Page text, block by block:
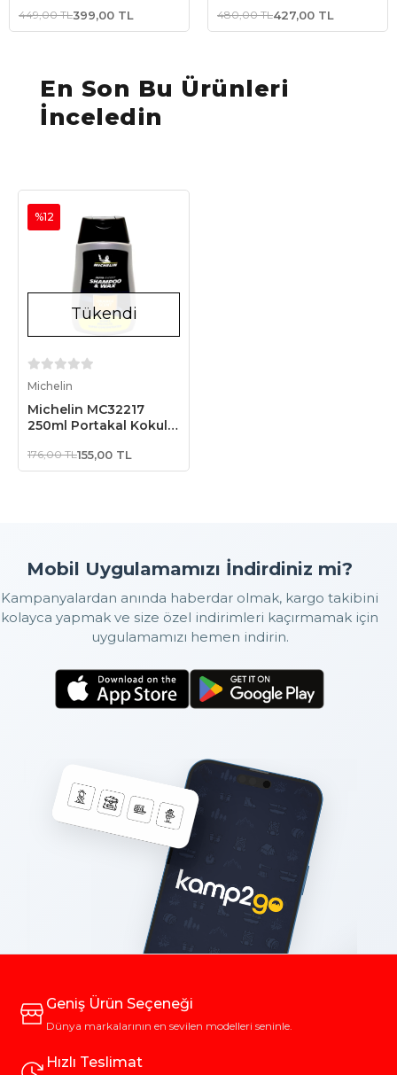
449,00 TL399,00 TL
Spreyi Gizemli Aroma
480,00 TL427,00 TL
En Son Bu Ürünleri
İnceledin
Tükendi
Michelin
Michelin MC32217
250ml Portakal Kokulu
Şampuan
%12
176,00 TL155,00 TL
Mobil Uygulamamızı İndirdiniz mi?
Kampanyalardan anında haberdar olmak, kargo takibini
kolayca yapmak ve size özel indirimleri kaçırmamak için
uygulamamızı hemen indirin.
Geniş Ürün Seçeneği
Dünya markalarının en sevilen modelleri seninle.
Hızlı Teslimat